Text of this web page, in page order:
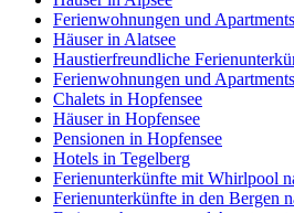
Ferienwohnungen und
Häuser in Alatsee
Haustierfreundliche
Ferienwohnungen und
Chalets in Hopfensee
Häuser in Hopfensee
Pensionen in Hopfensee
Hotels in Tegelberg
Ferienunterkünfte mit Whirlpool
Ferienunterkünfte in den Bergen